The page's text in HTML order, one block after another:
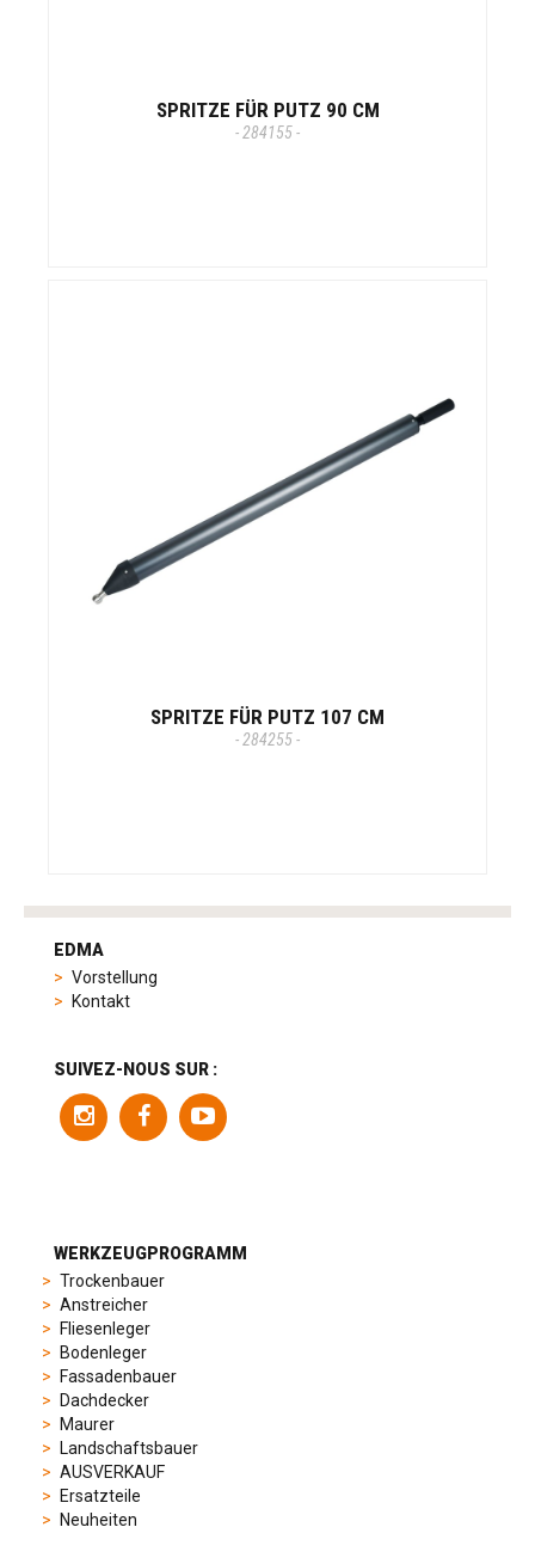
SPRITZE FÜR PUTZ 90 CM
- 284155 -
SPRITZE FÜR PUTZ 107 CM
- 284255 -
tag
product
sporty
chronographs
elegant
watches.
model
chosen
EDMA
Vorstellung
Kontakt
SUIVEZ-NOUS SUR :
WERKZEUGPROGRAMM
Trockenbauer
Anstreicher
Fliesenleger
Bodenleger
Fassadenbauer
Dachdecker
Maurer
Landschaftsbauer
AUSVERKAUF
Ersatzteile
Neuheiten